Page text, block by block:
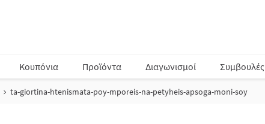
Κουπόνια Προϊόντα Διαγωνισμοί Συμβουλές
ta-giortina-htenismata-poy-mporeis-na-petyheis-apsoga-moni-soy